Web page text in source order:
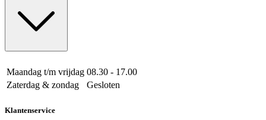
Maandag t/m vrijdag 08.30 - 17.00
Zaterdag & zondag
Gesloten
Klantenservice